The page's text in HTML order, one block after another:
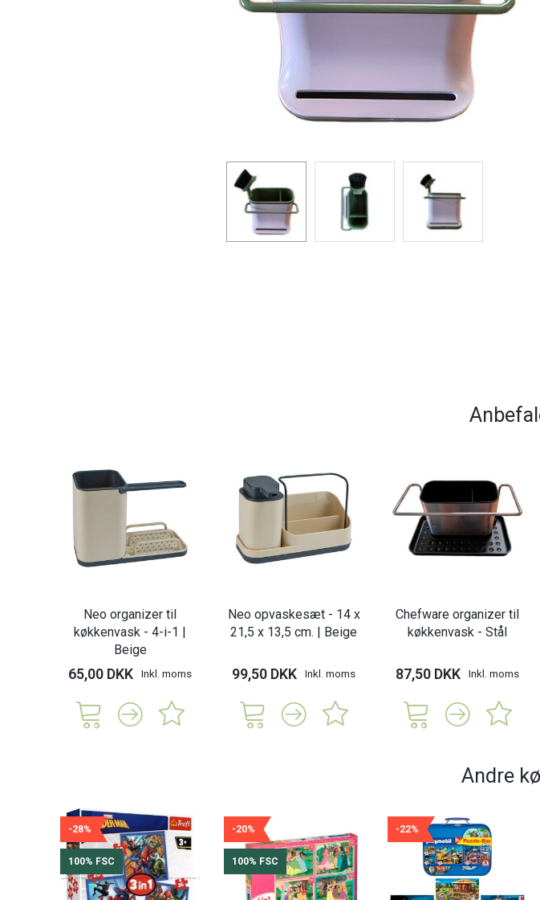
Neo organizer til
køkkenvask - 4-i-1 |
Beige
65,00 DKK Inkl. moms
Neo opvaskesæt - 14 x
21,5 x 13,5 cm. | Beige
99,50 DKK Inkl. moms
Chefware organizer til
køkkenvask - Stål
87,50 DKK Inkl. moms
Andre
-28%
100% FSC
-20%
100% FSC
-22%